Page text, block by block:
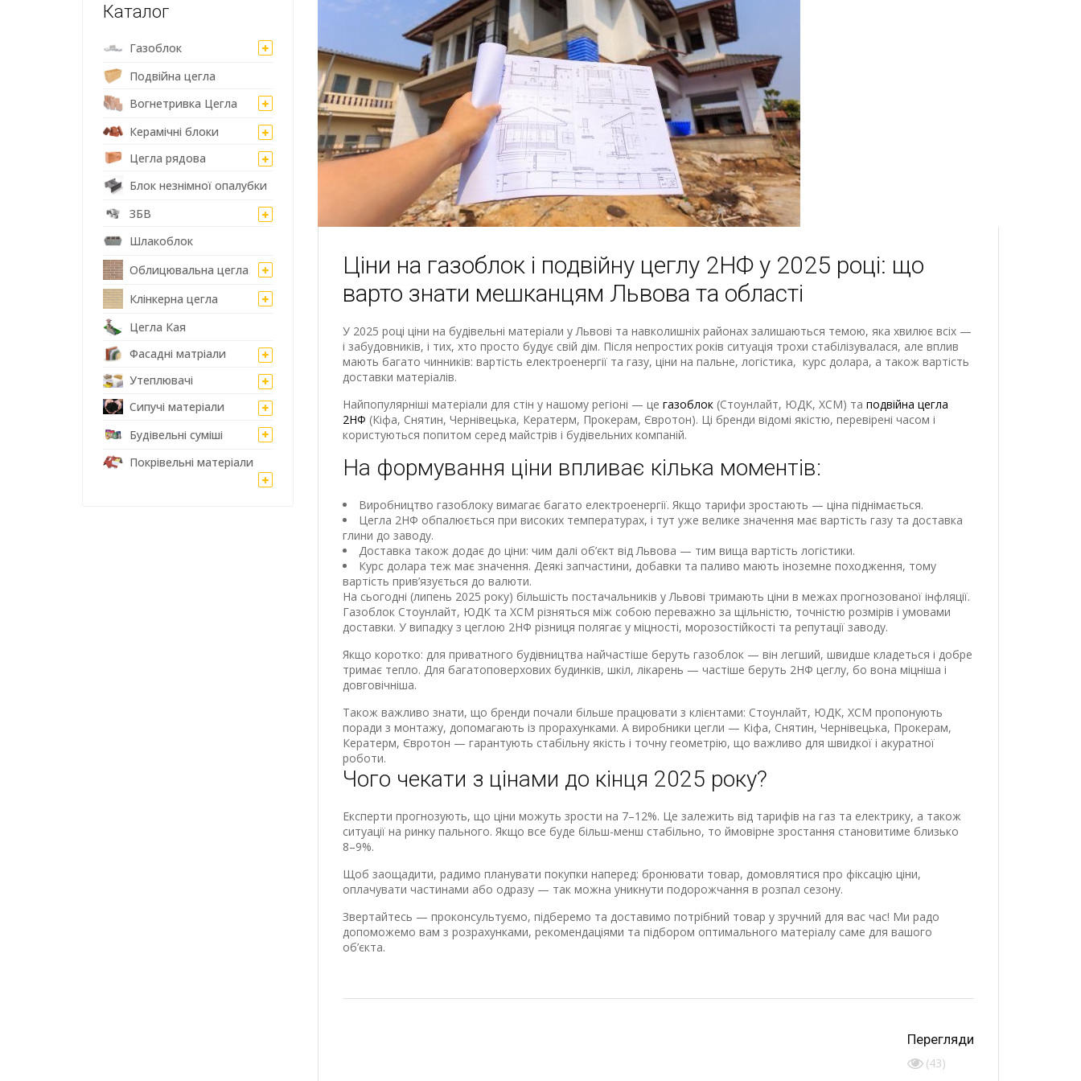
Ціни на газоблок і подвійну цеглу 2НФ у 2025 році: що
варто знати мешканцям Львова та області
У 2025 році ціни на будівельні матеріали у Львові та навколишніх районах залишаються темою, яка хвилює всіх —
і забудовників, і тих, хто просто будує свій дім. Після непростих років ситуація трохи стабілізувалася, але вплив
мають багато чинників: вартість електроенергії та газу, ціни на пальне, логістика, курс долара, а також вартість
доставки матеріалів.
Найпопулярніші матеріали для стін у нашому регіоні — це газоблок(Стоунлайт, ЮДК, ХСМ) та подвійна цегла
2НФ (Кіфа, Снятин, Чернівецька, Кератерм, Прокерам, Євротон). Ці бренди відомі якістю, перевірені часом і
користуються попитом серед майстрів і будівельних компаній.
На формування ціни впливає кілька моментів:
Виробництво газоблоку вимагає багато електроенергії. Якщо тарифи зростають — ціна піднімається.
Цегла 2НФ обпалюється при високих температурах, і тут уже велике значення має вартість газу та доставка
глини до заводу.
Доставка також додає до ціни: чим далі об’єкт від Львова — тим вища вартість логістики.
Курс долара теж має значення. Деякі запчастини, добавки та паливо мають іноземне походження, тому
вартість прив’язується до валюти.
На сьогодні (липень 2025 року) більшість постачальників у Львові тримають ціни в межах прогнозованої інфляції.
Газоблок Стоунлайт, ЮДК та ХСМ різняться між собою переважно за щільністю, точністю розмірів і умовами
доставки. У випадку з цеглою 2НФ різниця полягає у міцності, морозостійкості та репутації заводу.
Якщо коротко: для приватного будівництва найчастіше беруть газоблок — він легший, швидше кладеться і добре
тримає тепло. Для багатоповерхових будинків, шкіл, лікарень — частіше беруть 2НФ цеглу, бо вона міцніша і
довговічніша.
Також важливо знати, що бренди почали більше працювати з клієнтами: Стоунлайт, ЮДК, ХСМ пропонують
поради з монтажу, допомагають із прорахунками. А виробники цегли — Кіфа, Снятин, Чернівецька, Прокерам,
Кератерм, Євротон — гарантують стабільну якість і точну геометрію, що важливо для швидкої і акуратної
роботи.
Чого чекати з цінами до кінця 2025 року?
Експерти прогнозують, що ціни можуть зрости на 7–12%. Це залежить від тарифів на газ та електрику, а також
ситуації на ринку пального. Якщо все буде більш-менш стабільно, то ймовірне зростання становитиме близько
8–9%.
Щоб заощадити, радимо планувати покупки наперед: бронювати товар, домовлятися про фіксацію ціни,
оплачувати частинами або одразу — так можна уникнути подорожчання в розпал сезону.
Звертайтесь — проконсультуємо, підберемо та доставимо потрібний товар у зручний для вас час! Ми радо
допоможемо вам з розрахунками, рекомендаціями та підбором оптимального матеріалу саме для вашого
об’єкта.
Перегляди
(43)
Каталог
Газоблок
Подвійна цегла
Вогнетривка Цегла
Керамічні блоки
Цегла рядова
Блок незнімної опалубки
ЗБВ
Шлакоблок
Облицювальна цегла
Клінкерна цегла
Цегла Кая
Фасадні матріали
Утеплювачі
Сипучі матеріали
Будівельні суміші
Покрівельні матеріали